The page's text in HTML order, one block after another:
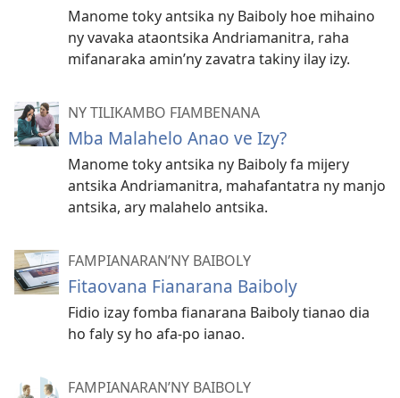
Manome toky antsika ny Baiboly hoe mihaino
ny vavaka ataontsika Andriamanitra, raha
mifanaraka amin’ny zavatra takiny ilay izy.
NY TILIKAMBO FIAMBENANA
Mba Malahelo Anao ve Izy?
Manome toky antsika ny Baiboly fa mijery
antsika Andriamanitra, mahafantatra ny manjo
antsika, ary malahelo antsika.
FAMPIANARAN’NY BAIBOLY
Fitaovana Fianarana Baiboly
Fidio izay fomba fianarana Baiboly tianao dia
ho faly sy ho afa-po ianao.
FAMPIANARAN’NY BAIBOLY